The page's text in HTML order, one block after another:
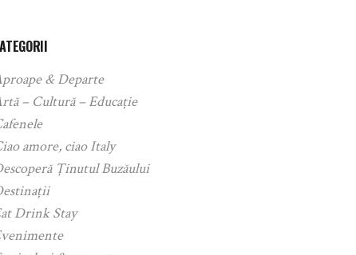
& Departe
– Cultură – Educație
amore, ciao Italy
Ținutul Buzăului
Drink Stay